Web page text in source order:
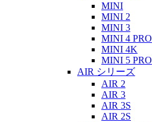
MINI
MINI 2
MINI 3
MINI 4 PRO
MINI 4K
MINI 5 PRO
AIR シリーズ
AIR 2
AIR 3
AIR 3S
AIR 2S